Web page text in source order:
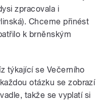
zpracovala i
Chceme přinést
k brněnským
týkající se Večerního
otázku se zobrazí
takže se vyplatí si